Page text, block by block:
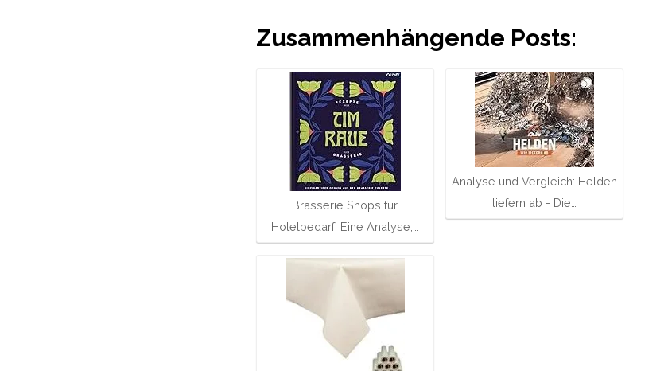
Zusammenhängende Posts:
Brasserie Shops für
Hotelbedarf: Eine Analyse,…
Analyse und Vergleich: Helden
liefern ab - Die…